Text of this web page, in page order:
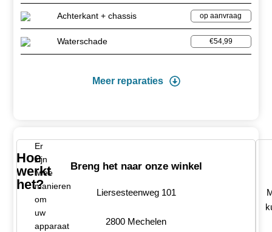
Achterkant + chassis op aanvraag
Waterschade €54,99
Meer reparaties
Hoe
werkt
het?
Er
zijn
twee
manieren
om
uw
apparaat
Breng het naar onze winkel
Liersesteenweg 101
2800 Mechelen